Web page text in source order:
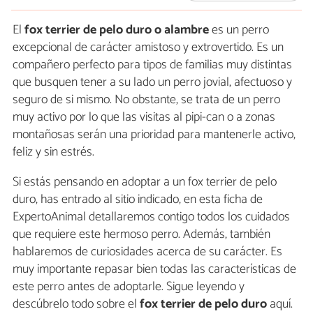
Elfox terrier de pelo duro o alambrees un perro
excepcional de carácter amistoso y extrovertido. Es un
compañero perfecto para tipos de familias muy distintas
que busquen tener a su lado un perro jovial, afectuoso y
seguro de si mismo. No obstante, se trata de un perro
muy activo por lo que las visitas al pipi-can o a zonas
montañosas serán una prioridad para mantenerle activo,
feliz y sin estrés.
Si estás pensando en adoptar a un fox terrier de pelo
duro, has entrado al sitio indicado, en esta ficha de
ExpertoAnimal detallaremos contigo todos los cuidados
que requiere este hermoso perro. Además, también
hablaremos de curiosidades acerca de su carácter. Es
muy importante repasar bien todas las características de
este perro antes de adoptarle. Sigue leyendo y
descúbrelo todo sobre elfox terrier de pelo duroaquí.